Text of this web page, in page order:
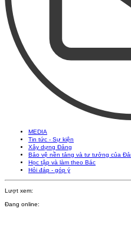
MEDIA
Tin tức - Sự kiện
Xây dựng Đảng
Bảo vệ nền tảng và tư tưởng của
Học tập và làm theo Bác
Hỏi đáp - góp ý
Lượt xem:
Đang online: